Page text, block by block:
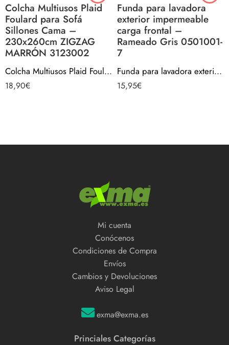
Colcha Multiusos Plaid
Foulard para Sofá
Sillones Cama –
230x260cm ZIGZAG
MARRÓN 3123002
Colcha Multiusos Plaid Foulard para Sofá Sillones Cama – 230x260cm ZIGZAG MARRÓN 3123002
18,90€
Funda para lavadora
exterior impermeable
carga frontal –
Rameado Gris 0501001-
7
Funda para lavadora exterior impermeable carga frontal – Rameado Gris 0501001-7
15,95€
Mi cuenta
Conócenos
Condiciones de Compra
Envíos
Cambios y Devoluciones
Aviso Legal
exma@exma.es
Princiales Categorías